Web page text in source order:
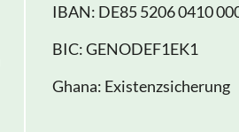
IBAN: DE85 5206 0410
BIC: GENODEF1EK1
Ghana: Existenzsicherung